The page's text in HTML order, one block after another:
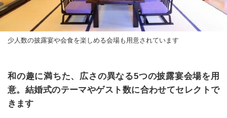
少人数の披露宴や会食を楽しめる会場も用意されています
和の趣に満ちた、広さの異なる5つの披露宴会場を用
意。結婚式のテーマやゲスト数に合わせてセレクトで
きます